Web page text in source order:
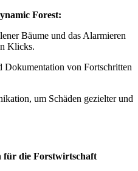
Forest:
Bäume und das Alarmieren
Klicks.
Dokumentation von Fortschritten
um Schäden gezielter und
für die Forstwirtschaft